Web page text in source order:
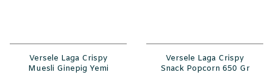
Versele Laga Crispy
Muesli Ginepig Yemi
Versele Laga Crispy
Snack Popcorn 650 Gr